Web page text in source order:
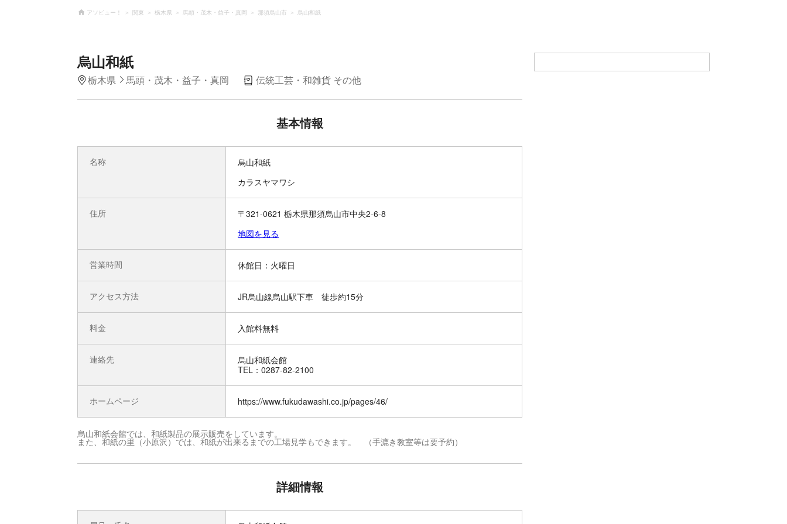
アソビュー！ 関東 栃木県 馬頭・茂木・益子・真岡 那須烏山市 烏山和紙
烏山和紙
栃木県 馬頭・茂木・益子・真岡 伝統工芸・和雑貨 その他
基本情報
名称
烏山和紙
カラスヤマワシ
住所
〒321-0621 栃木県那須烏山市中央2-6-8
地図を見る
営業時間 休館日：火曜日
アクセス方法 JR烏山線烏山駅下車 徒歩約15分
料金 入館料無料
連絡先
烏山和紙会館
TEL：0287-82-2100
ホームページ https://www.fukudawashi.co.jp/pages/46/
烏山和紙会館では、和紙製品の展示販売をしています。
また、和紙の里（小原沢）では、和紙が出来るまでの工場見学もできます。 （手漉き教室等は要予約）
詳細情報